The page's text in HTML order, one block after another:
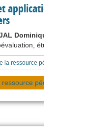
applications aux
Dominique
étude de cas
la ressource pédagogique
pédagogique